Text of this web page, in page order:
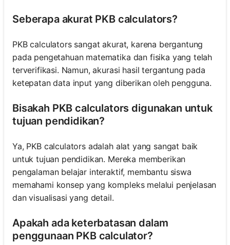
Seberapa akurat PKB calculators?
PKB calculators sangat akurat, karena bergantung
pada pengetahuan matematika dan fisika yang telah
terverifikasi. Namun, akurasi hasil tergantung pada
ketepatan data input yang diberikan oleh pengguna.
Bisakah PKB calculators digunakan untuk
tujuan pendidikan?
Ya, PKB calculators adalah alat yang sangat baik
untuk tujuan pendidikan. Mereka memberikan
pengalaman belajar interaktif, membantu siswa
memahami konsep yang kompleks melalui penjelasan
dan visualisasi yang detail.
Apakah ada keterbatasan dalam
penggunaan PKB calculator?